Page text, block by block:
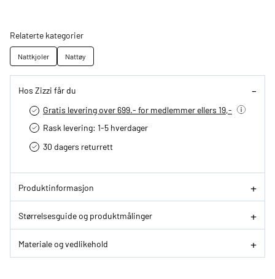
Relaterte kategorier
Nattkjoler Nattøy
Hos Zizzi får du
Gratis levering over 699.- for medlemmer ellers 19,-
Rask levering: 1-5 hverdager
30 dagers returrett
Produktinformasjon
Størrelsesguide og produktmålinger
Materiale og vedlikehold